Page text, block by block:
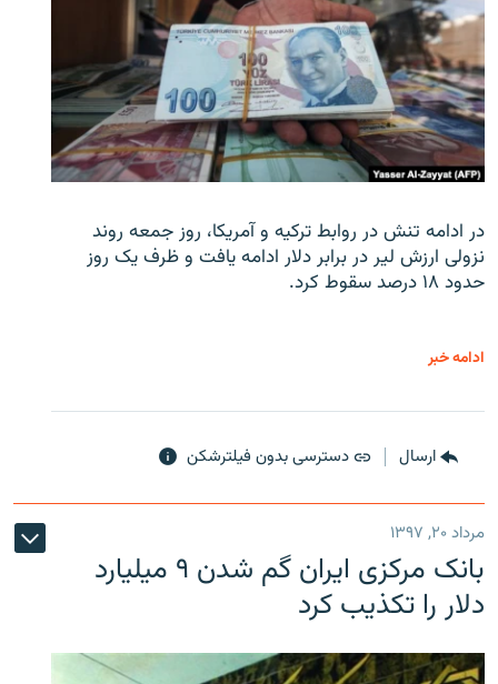
در ادامه تنش در روابط ترکیه و آمریکا، روز جمعه روند
نزولی ارزش لیر در برابر دلار ادامه یافت و ظرف یک روز
حدود ۱۸ درصد سقوط کرد.
ادامه خبر
ارسال دسترسی بدون فیلترشکن
مرداد ۲۰, ۱۳۹۷
بانک مرکزی ایران گم شدن ۹ میلیارد
دلار را تکذیب کرد